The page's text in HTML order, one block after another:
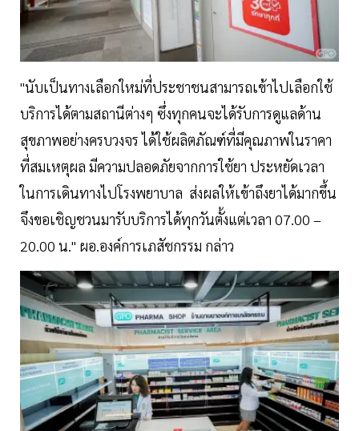
"นับเป็นทางเลือกใหม่ที่ประชาชนสามารถเข้าไปเลือกใช้
บริการได้ตามสถานีต่างๆ ซึ่งทุกคนจะได้รับการดูแลด้าน
สุขภาพอย่างครบวงจร ได้ใช้ผลิตภัณฑ์ที่มีคุณภาพในราคา
ที่สมเหตุผล มีความปลอดภัยจากการใช้ยา ประหยัดเวลา
ในการเดินทางไปโรงพยาบาล ส่งผลให้เข้าถึงยาได้มากขึ้น
จึงขอเชิญชวนมารับบริการได้ทุกวันตั้งแต่เวลา 07.00 –
20.00 น." ผอ.องค์การเภสัชกรรม กล่าว